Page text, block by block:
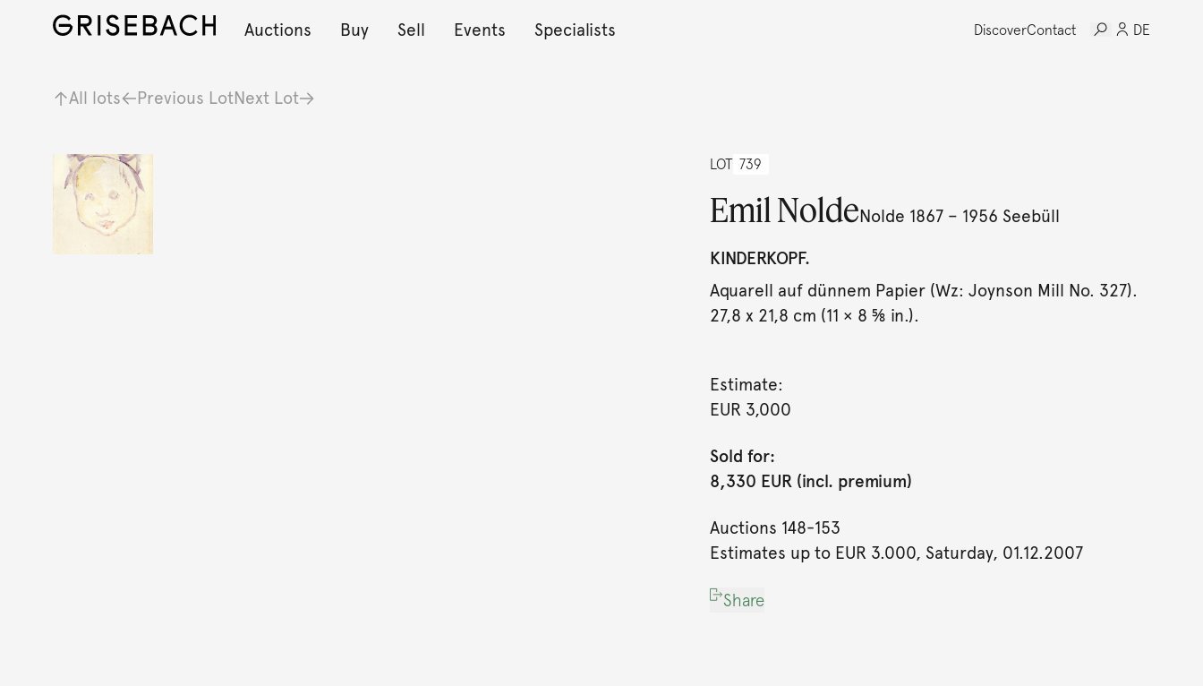
Auctions Buy Sell Events Specialists DiscoverContact DE
All lots Previous LotNext Lot
LOT 739
Emil NoldeNolde 1867 – 1956 Seebüll
KINDERKOPF.
Aquarell auf dünnem Papier (Wz: Joynson Mill No. 327).
27,8 x 21,8 cm (11 × 8 ⅝ in.).
Estimate:
EUR 3,000
Sold for:
8,330 EUR (incl. premium)
Auctions 148-153
Estimates up to EUR 3.000, Saturday, 01.12.2007
Share